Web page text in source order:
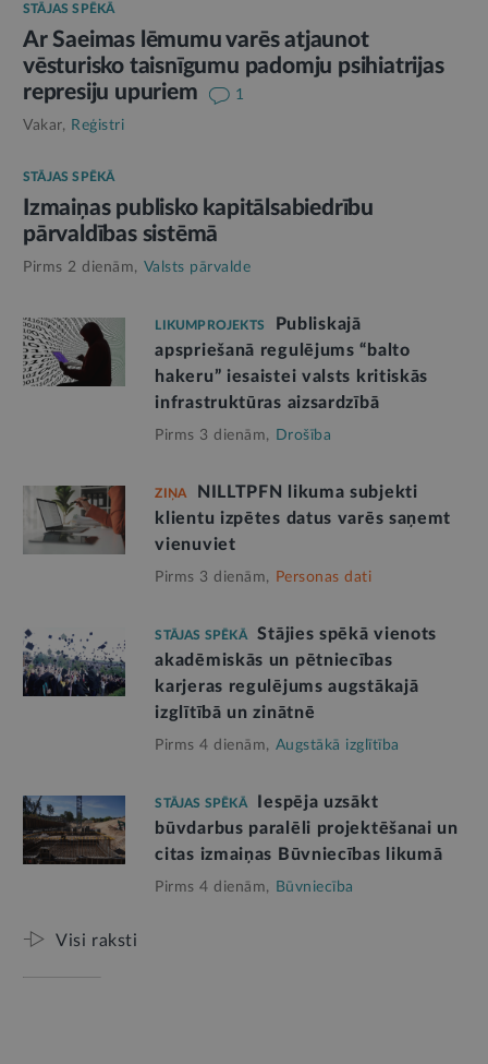
STĀJAS SPĒKĀ
Ar Saeimas lēmumu varēs atjaunot
vēsturisko taisnīgumu padomju psihiatrijas
represiju upuriem
1
Vakar, Reģistri
STĀJAS SPĒKĀ
Izmaiņas publisko kapitālsabiedrību
pārvaldības sistēmā
Pirms 2 dienām, Valsts pārvalde
LIKUMPROJEKTS
Publiskajā
apspriešanā regulējums “balto
hakeru” iesaistei valsts kritiskās
infrastruktūras aizsardzībā
Pirms 3 dienām, Drošība
ZIŅA
NILLTPFN likuma subjekti
klientu izpētes datus varēs saņemt
vienuviet
Pirms 3 dienām, Personas dati
STĀJAS SPĒKĀ
Stājies spēkā vienots
akadēmiskās un pētniecības
karjeras regulējums augstākajā
izglītībā un zinātnē
Pirms 4 dienām, Augstākā izglītība
STĀJAS SPĒKĀ
Iespēja uzsākt
būvdarbus paralēli projektēšanai un
citas izmaiņas Būvniecības likumā
Pirms 4 dienām, Būvniecība
Visi raksti